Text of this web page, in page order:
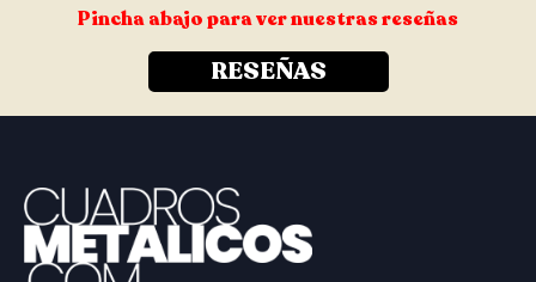
Pincha abajo para ver nuestras reseñas
RESEÑAS